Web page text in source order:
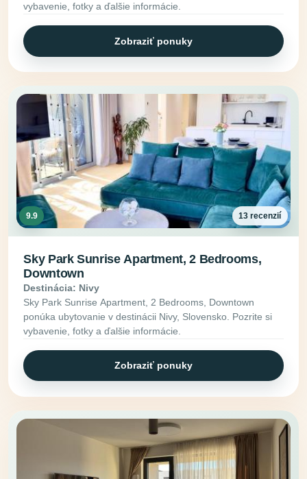
vybavenie, fotky a ďalšie informácie.
Zobraziť ponuky
9.9 13 recenzií
Sky Park Sunrise Apartment, 2 Bedrooms,
Downtown
Destinácia: Nivy
Sky Park Sunrise Apartment, 2 Bedrooms, Downtown
ponúka ubytovanie v destinácii Nivy, Slovensko. Pozrite si
vybavenie, fotky a ďalšie informácie.
Zobraziť ponuky